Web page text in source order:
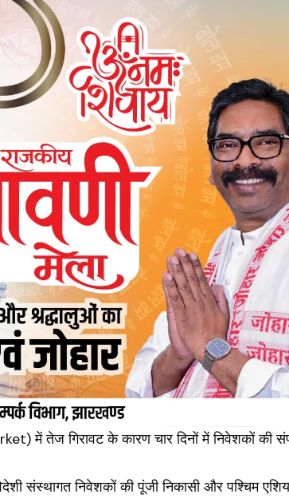
) में तेज गिरावट के कारण चार दिनों में निवेशकों की
संस्थागत निवेशकों की पूंजी निकासी और पश्चिम